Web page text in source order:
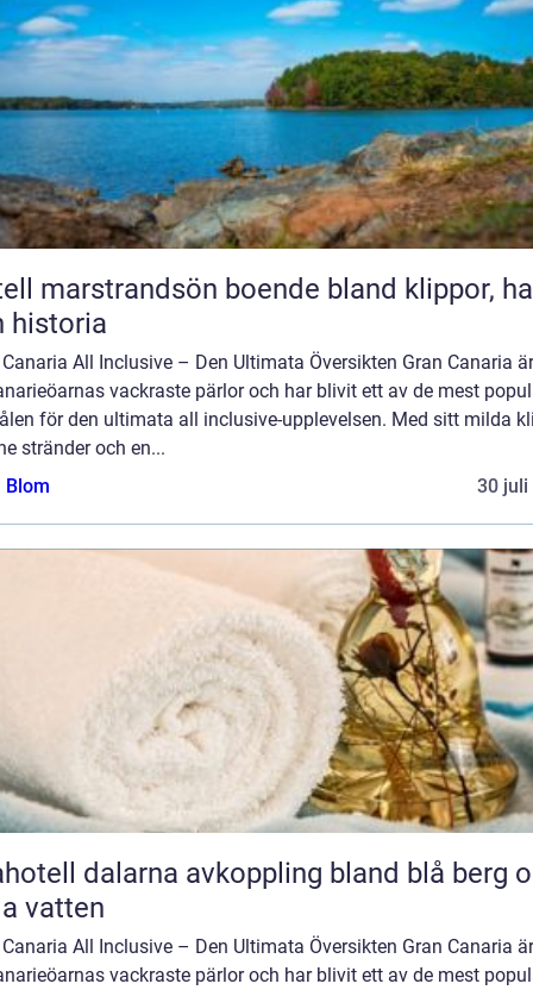
boende bland klippor, hav
historia
All Inclusive – Den Ultimata Översikten Gran Canaria
vackraste pärlor och har blivit ett av de mest
för den ultimata all inclusive-upplevelsen. Med sitt milda
stränder och en...
Blom
30 juli
avkoppling bland blå berg och
vatten
All Inclusive – Den Ultimata Översikten Gran Canaria
vackraste pärlor och har blivit ett av de mest